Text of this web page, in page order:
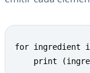
for ingredient
print